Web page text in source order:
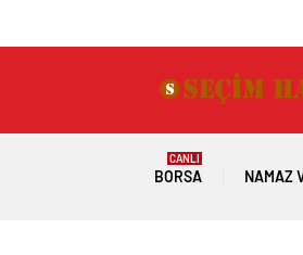
BORSA
CANLI
NAMAZ